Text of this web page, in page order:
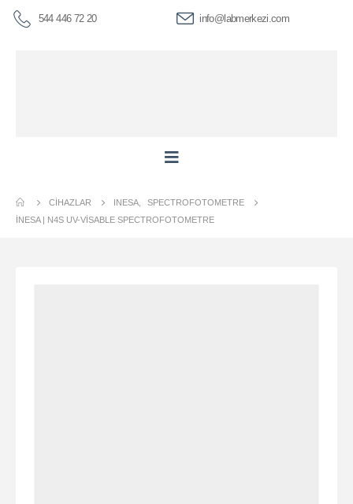
544 446 72 20 info@labmerkezi.com
CIHAZLAR INESA
SPECTROFOTOMETRE
İNESA | N4S UV-VISABLE SPECTROFOTOMETRE